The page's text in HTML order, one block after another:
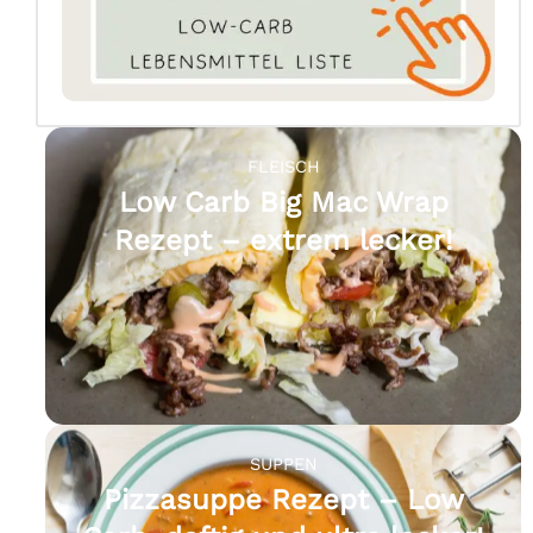
FLEISCH
Low Carb Big Mac Wrap
Rezept – extrem lecker!
SUPPEN
Pizzasuppe Rezept – Low